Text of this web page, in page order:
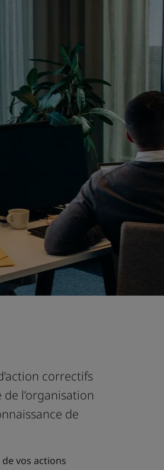
correctifs
l’organisation
de
vos actions